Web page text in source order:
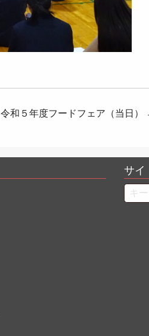
令和５年度フードフェア（当日）
サイ